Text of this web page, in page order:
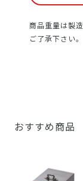
商品重量は製
ご了承下さい。
おすすめ商品